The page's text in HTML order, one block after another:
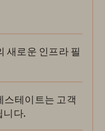
새로운 인프라 필
스테이트는 고객
니다.